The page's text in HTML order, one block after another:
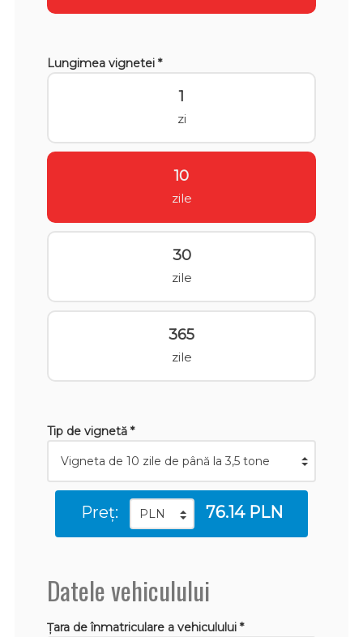
Lungimea vignetei *
1
zi
10
zile
30
zile
365
zile
Tip de vignetă *
Preț: 76.14 PLN
Datele vehiculului
Țara de înmatriculare a vehiculului *